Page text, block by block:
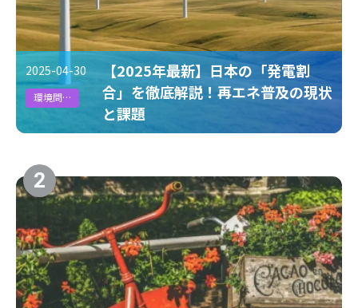
#脱炭素経営 #CSO #CBAM #リサイクル
#CDPスコア #エネマネ事業者 #排出係数 #GX
#環境課題 #作業着 #パリ協定 #GX人材 #電力
#欧州規制
2025-04-30
環境問題
【2025年最新】日本の「発電割
合」を徹底解説！再エネ普及の現状
と課題
2